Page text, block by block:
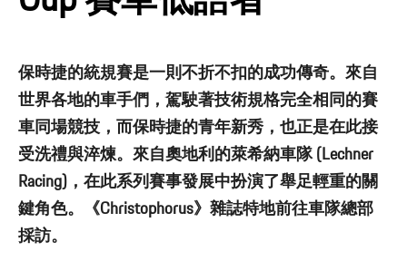
保時捷的統規賽是一則不折不扣的成功傳奇。來自
世界各地的車手們，駕駛著技術規格完全相同的賽
車同場競技，而保時捷的青年新秀，也正是在此接
受洗禮與淬煉。來自奧地利的萊希納車隊 (Lechner
Racing)，在此系列賽事發展中扮演了舉足輕重的關
鍵角色。《Christophorus》雜誌特地前往車隊總部
採訪。